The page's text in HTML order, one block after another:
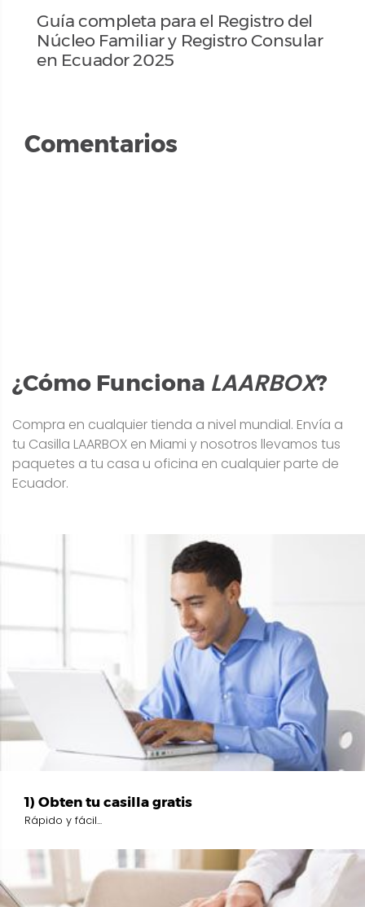
Guía completa para el Registro del
Núcleo Familiar y Registro Consular
en Ecuador 2025
Comentarios
¿Cómo Funciona LAARBOX?
Compra en cualquier tienda a nivel mundial. Envía a
tu Casilla LAARBOX en Miami y nosotros llevamos tus
paquetes a tu casa u oficina en cualquier parte de
Ecuador.
1) Obten tu casilla gratis
Rápido y fácil...